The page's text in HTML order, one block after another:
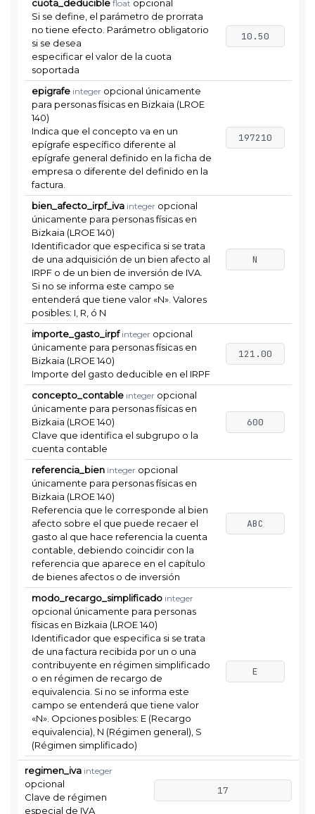
cuota_deducible float opcional
Si se define, el parámetro de prorrata
no tiene efecto. Parámetro obligatorio
si se desea
especificar el valor de la cuota
soportada
10.50
epigrafe integer opcional únicamente
para personas físicas en Bizkaia (LROE
140)
Indica que el concepto va en un
epígrafe específico diferente al
epígrafe general definido en la ficha de
empresa o diferente del definido en la
factura.
197210
bien_afecto_irpf_iva integer opcional
únicamente para personas físicas en
Bizkaia (LROE 140)
Identificador que especifica si se trata
de una adquisición de un bien afecto al
IRPF o de un bien de inversión de IVA.
Si no se informa este campo se
entenderá que tiene valor «N». Valores
posibles: I, R, ó N
N
importe_gasto_irpf integer opcional
únicamente para personas físicas en
Bizkaia (LROE 140)
Importe del gasto deducible en el IRPF
121.00
concepto_contable integer opcional
únicamente para personas físicas en
Bizkaia (LROE 140)
Clave que identifica el subgrupo o la
cuenta contable
600
referencia_bien integer opcional
únicamente para personas físicas en
Bizkaia (LROE 140)
Referencia que le corresponde al bien
afecto sobre el que puede recaer el
gasto al que hace referencia la cuenta
contable, debiendo coincidir con la
referencia que aparece en el capítulo
de bienes afectos o de inversión
ABC
modo_recargo_simplificado integer
opcional únicamente para personas
físicas en Bizkaia (LROE 140)
Identificador que especifica si se trata
de una factura recibida por un o una
contribuyente en régimen simplificado
o en régimen de recargo de
equivalencia. Si no se informa este
campo se entenderá que tiene valor
«N». Opciones posibles: E (Recargo
equivalencia), N (Régimen general), S
(Régimen simplificado)
E
regimen_iva integer
opcional
Clave de régimen
especial de IVA
17